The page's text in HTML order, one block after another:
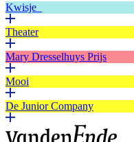
Kwisje
Theater
Mary Dresselhuys Prijs
Mooi
De Junior Company